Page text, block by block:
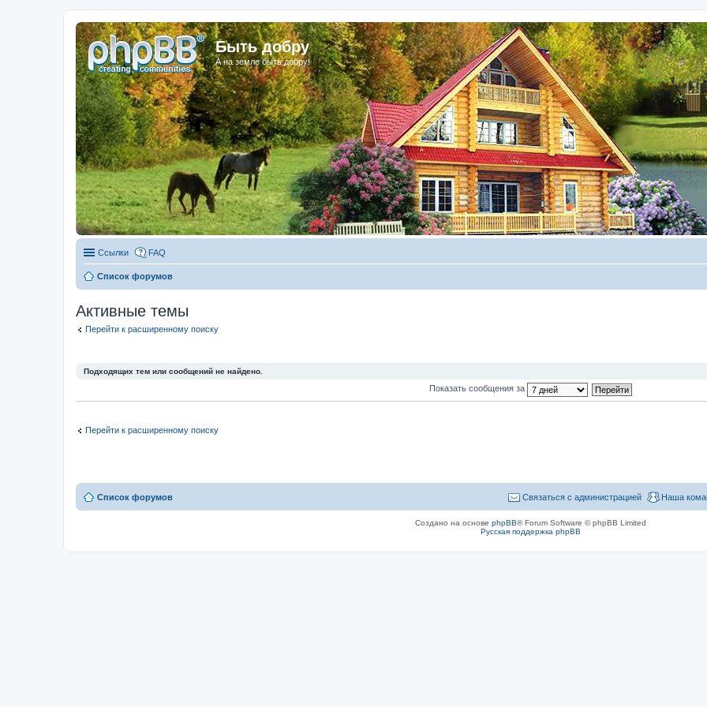
Быть добру
А на земле быть добру!
Ссылки FAQ
Список форумов
Активные темы
Перейти к расширенному поиску
Подходящих тем или сообщений не найдено.
Показать сообщения за
Перейти к расширенному поиску
Список форумов Наша
Связаться с администрацией
Создано на основе phpBB® Forum Software © phpBB Limited
Русская поддержка phpBB